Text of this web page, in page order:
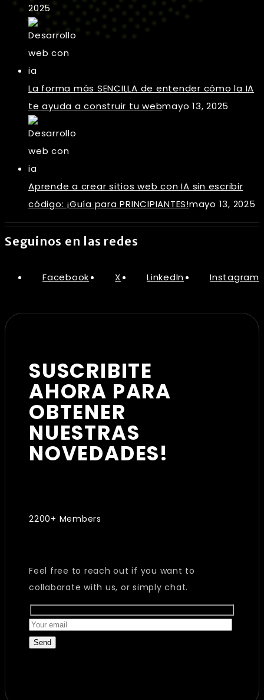
2025
La forma más SENCILLA de entender cómo la IA
te ayuda a construir tu webmayo 13, 2025
Aprende a crear sitios web con IA sin escribir
código: ¡Guía para PRINCIPIANTES!mayo 13, 2025
Seguinos en las redes
Facebook X LinkedIn Instagram
SUSCRIBITE
AHORA PARA
OBTENER
NUESTRAS
NOVEDADES!
2200+ Members
Feel free to reach out if you want to
collaborate with us, or simply chat.
Send